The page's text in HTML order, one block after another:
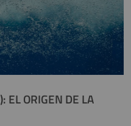
): EL ORIGEN DE LA